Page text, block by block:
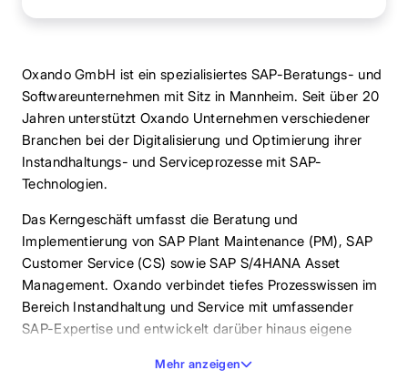
Oxando GmbH ist ein spezialisiertes SAP-Beratungs- und
Softwareunternehmen mit Sitz in Mannheim. Seit über 20
Jahren unterstützt Oxando Unternehmen verschiedener
Branchen bei der Digitalisierung und Optimierung ihrer
Instandhaltungs- und Serviceprozesse mit SAP-
Technologien.
Das Kerngeschäft umfasst die Beratung und
Implementierung von SAP Plant Maintenance (PM), SAP
Customer Service (CS) sowie SAP S/4HANA Asset
Management. Oxando verbindet tiefes Prozesswissen im
Bereich Instandhaltung und Service mit umfassender
SAP-Expertise und entwickelt darüber hinaus eigene
und Serviceprozessen.Mehr anzeigen